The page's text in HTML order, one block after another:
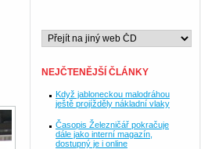
NEJČTENĚJŠÍ ČLÁNKY
Když jabloneckou malodráhou
ještě projížděly nákladní vlaky
Časopis Železničář pokračuje
dále jako interní magazín,
dostupný je i online